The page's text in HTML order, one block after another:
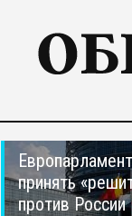
принять
против России